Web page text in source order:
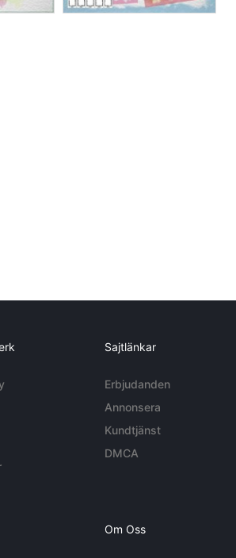
Sajtlänkar
Erbjudanden
Annonsera
Kundtjänst
DMCA
Om Oss